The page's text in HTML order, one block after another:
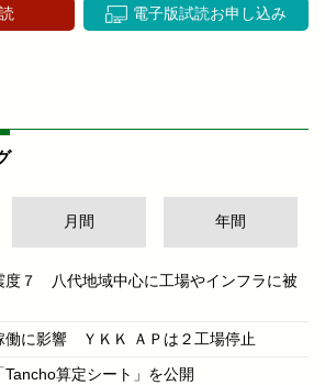
電子版試読お申し込み
月間 年間
度７ 八代地域中心に工場やインフラに被
働に影響 ＹＫＫ ＡＰは２工場停止
算定シート」を公開